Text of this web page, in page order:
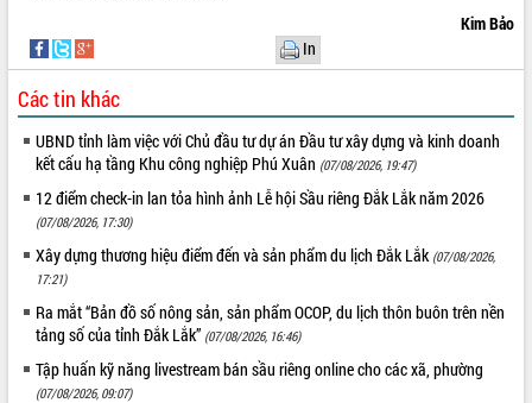
Kim Bảo
In
Các tin khác
UBND tỉnh làm việc với Chủ đầu tư dự án Đầu tư xây dựng và kinh doanh
kết cấu hạ tầng Khu công nghiệp Phú Xuân (07/08/2026, 19:47)
12 điểm check-in lan tỏa hình ảnh Lễ hội Sầu riêng Đắk Lắk năm 2026
(07/08/2026, 17:30)
Xây dựng thương hiệu điểm đến và sản phẩm du lịch Đắk Lắk (07/08/2026,
17:21)
Ra mắt “Bản đồ số nông sản, sản phẩm OCOP, du lịch thôn buôn trên nền
tảng số của tỉnh Đắk Lắk” (07/08/2026, 16:46)
Tập huấn kỹ năng livestream bán sầu riêng online cho các xã, phường
(07/08/2026, 09:07)